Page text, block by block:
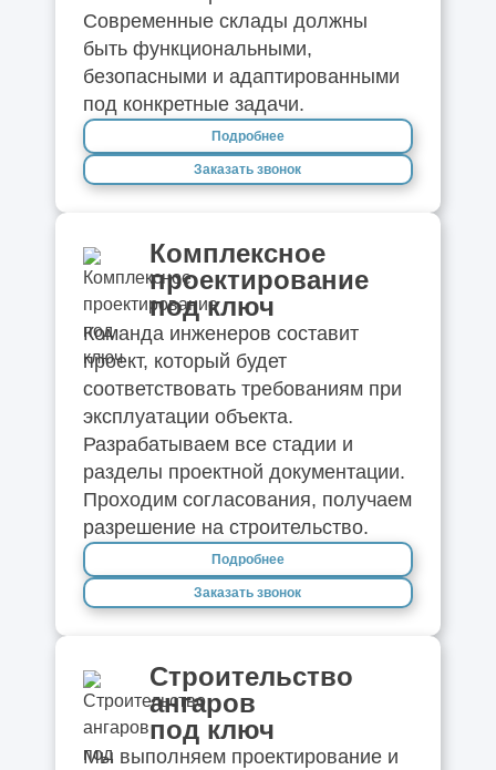
Современные склады должны
быть функциональными,
безопасными и адаптированными
под конкретные задачи.
Подробнее
Заказать звонок
Комплексное
проектирование
под ключ
Команда инженеров составит
проект, который будет
соответствовать требованиям при
эксплуатации объекта.
Разрабатываем все стадии и
разделы проектной документации.
Проходим согласования, получаем
разрешение на строительство.
Подробнее
Заказать звонок
Строительство
ангаров
под ключ
Мы выполняем проектирование и